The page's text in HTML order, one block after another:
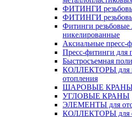
ФИТИНГИ
ФИТИНГИ
Фитинги резьбовые
никелированные
Аксиальные пресс-
Пресс-фитинги для
Быстросъемная
КОЛЛЕКТОРЫ для
отопления
ШАРОВЫЕ
УГЛОВЫЕ КРАНЫ
ЭЛЕМЕНТЫ для
КОЛЛЕКТОРЫ для